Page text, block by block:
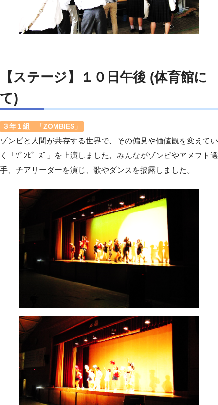
【ステージ】１０日午後 (体育館に
て)
３年１組 「ZOMBIES」
ゾンビと人間が共存する世界で、その偏見や価値観を変えてい
く「ｿﾞﾝﾋﾞｰｽﾞ」を上演しました。みんながゾンビやアメフト選
手、チアリーダーを演じ、歌やダンスを披露しました。